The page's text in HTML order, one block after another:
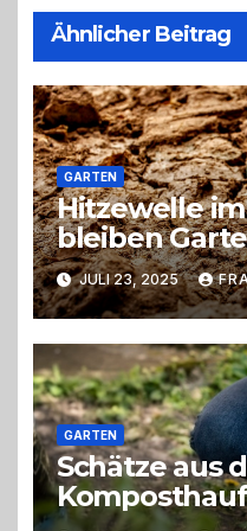
Ähnlicher Beitrag
GARTEN
Hitzewelle
bleiben
Balkon grün!
JULI 23, 2025
GARTEN
Schätze aus